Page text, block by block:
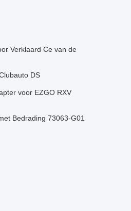
Verklaard Ce van de
DS
voor EZGO RXV
Bedrading 73063-G01